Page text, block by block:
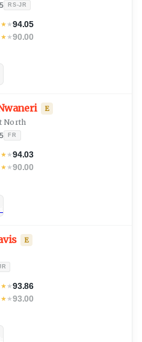
RS-JR
★★94.05
★★90.00
E
North
FR
★★94.03
★★90.00
E
★★93.86
★★93.00